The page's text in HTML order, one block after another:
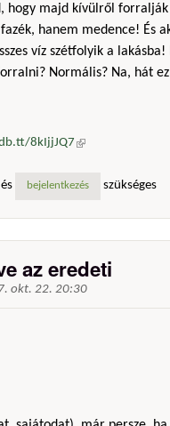
hogy majd kívülről
hanem medence! És
víz szétfolyik a
Normális? Na, hát
8kIjjJQ7(külső hivatkozás)
és bejelentkezés szükséges
az eredeti
okt. 22. 20:30